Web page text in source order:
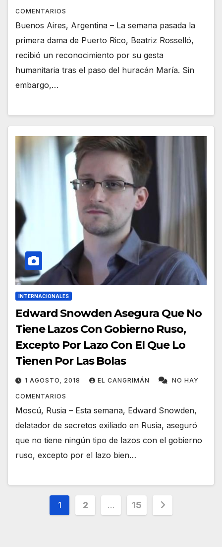
COMENTARIOS
Buenos Aires, Argentina – La semana pasada la
primera dama de Puerto Rico, Beatriz Rosselló,
recibió un reconocimiento por su gesta
humanitaria tras el paso del huracán María. Sin
embargo,…
INTERNACIONALES
Edward Snowden Asegura Que No
Tiene Lazos Con Gobierno Ruso,
Excepto Por Lazo Con El Que Lo
Tienen Por Las Bolas
1 AGOSTO, 2018 EL CANGRIMÁN NO HAY
COMENTARIOS
Moscú, Rusia – Esta semana, Edward Snowden,
delatador de secretos exiliado en Rusia, aseguró
que no tiene ningún tipo de lazos con el gobierno
ruso, excepto por el lazo bien…
Navegación
1 2 … 15